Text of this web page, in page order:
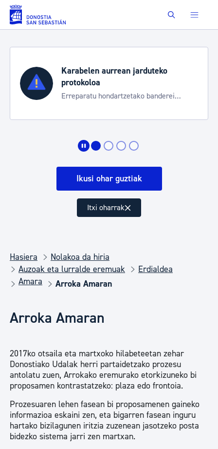
Eduki nagusira joan Buscar
Aste Nagusia 2026
Trafiko mozketak eta garraio zerbitzu
bereziak
Ikusi ohar guztiak
Itxi oharrak
Hasiera
Nolakoa da hiria
Auzoak eta lurralde eremuak
Erdialdea
Amara
Arroka Amaran
Arroka Amaran
2017ko otsaila eta martxoko hilabeteetan zehar
Donostiako Udalak herri partaidetzako prozesu
antolatu zuen, Arrokako eremurako etorkizuneko bi
proposamen kontrastatzeko: plaza edo frontoia.
Prozesuaren lehen fasean bi proposamenen gaineko
informazioa eskaini zen, eta bigarren fasean inguru
hartako bizilagunen iritzia zuzenean jasotzeko posta
bidezko sistema jarri zen martxan.